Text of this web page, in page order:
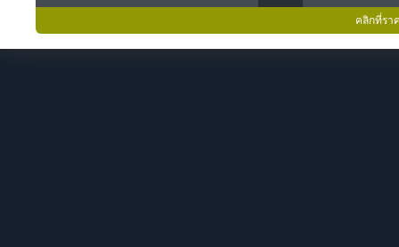
คลิกที่รา